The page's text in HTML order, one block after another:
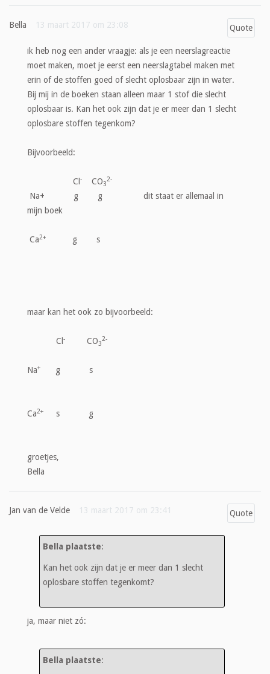
Bella 13 maart 2017 om 23:08 Quote
ik heb nog een ander vraagje: als je een neerslagreactie
moet maken, moet je eerst een neerslagtabel maken met
erin of de stoffen goed of slecht oplosbaar zijn in water.
Bij mij in de boeken staan alleen maar 1 stof die slecht
oplosbaar is. Kan het ook zijn dat je er meer dan 1 slecht
oplosbare stoffen tegenkom?
Bijvoorbeeld:
Cl - CO3
2-
Na+ g g dit staat er allemaal in
mijn boek
Ca2+ g s
maar kan het ook zo bijvoorbeeld:
Cl - CO3
2-
Na+ g s
Ca2+ s g
groetjes,
Bella
Jan van de Velde 13 maart 2017 om 23:41 Quote
Bella plaatste:
Kan het ook zijn dat je er meer dan 1 slecht
oplosbare stoffen tegenkomt?
ja, maar niet zó:
Bella plaatste: